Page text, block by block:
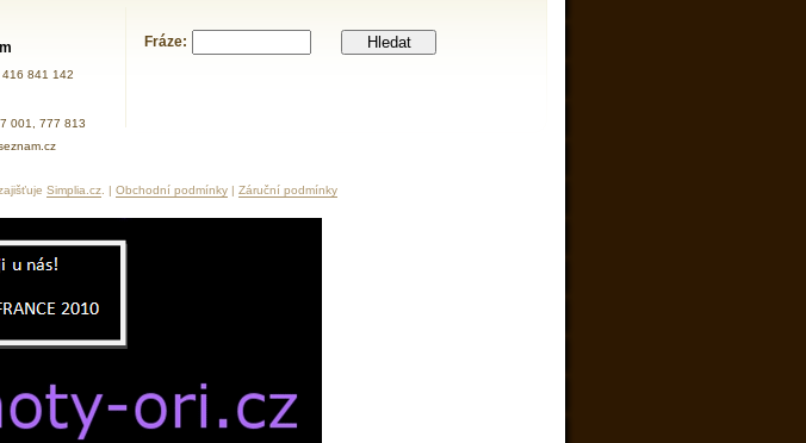
841 142
001, 777 813
Fráze: Hledat
Simplia.cz . | Obchodní podmínky | Záruční podmínky